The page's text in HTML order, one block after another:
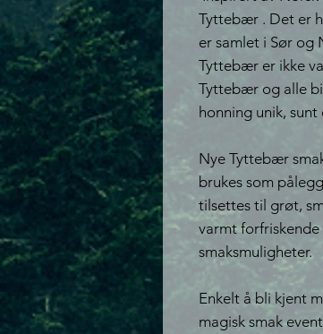
Tyttebær . Det er
er samlet i Sør
Tyttebær er ikke
Tyttebær og alle
honning unik,
Nye Tyttebær
brukes som
tilsettes til grøt,
varmt
smaksmuligheter.
Enkelt å bli kjent
magisk smak